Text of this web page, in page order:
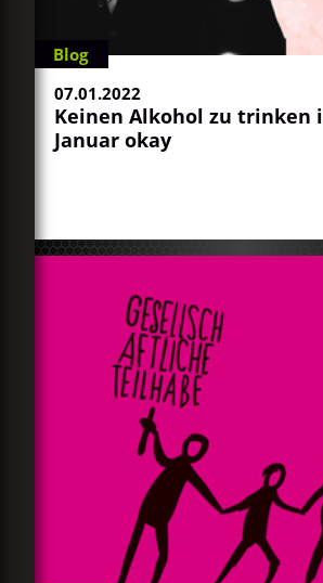
Blog
07.01.2022
Keinen Alkohol zu trinken
Januar okay